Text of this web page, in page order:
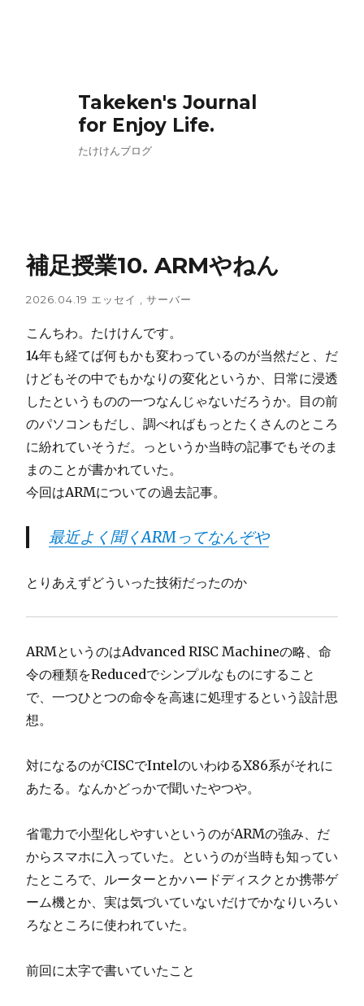
Takeken's Journal
for Enjoy Life.
たけけんブログ
補足授業10. ARMやねん
2026.04.19 エッセイ ,サーバー
こんちわ。たけけんです。
14年も経てば何もかも変わっているのが当然だと、だ
けどもその中でもかなりの変化というか、日常に浸透
したというものの一つなんじゃないだろうか。目の前
のパソコンもだし、調べればもっとたくさんのところ
に紛れていそうだ。っというか当時の記事でもそのま
まのことが書かれていた。
今回はARMについての過去記事。
最近よく聞くARMってなんぞや
とりあえずどういった技術だったのか
ARMというのはAdvanced RISC Machineの略、命
令の種類をReducedでシンプルなものにすること
で、一つひとつの命令を高速に処理するという設計思
想。
対になるのがCISCでIntelのいわゆるX86系がそれに
あたる。なんかどっかで聞いたやつや。
省電力で小型化しやすいというのがARMの強み、だ
からスマホに入っていた。というのが当時も知ってい
たところで、ルーターとかハードディスクとか携帯ゲ
ーム機とか、実は気づいていないだけでかなりいろい
ろなところに使われていた。
前回に太字で書いていたこと